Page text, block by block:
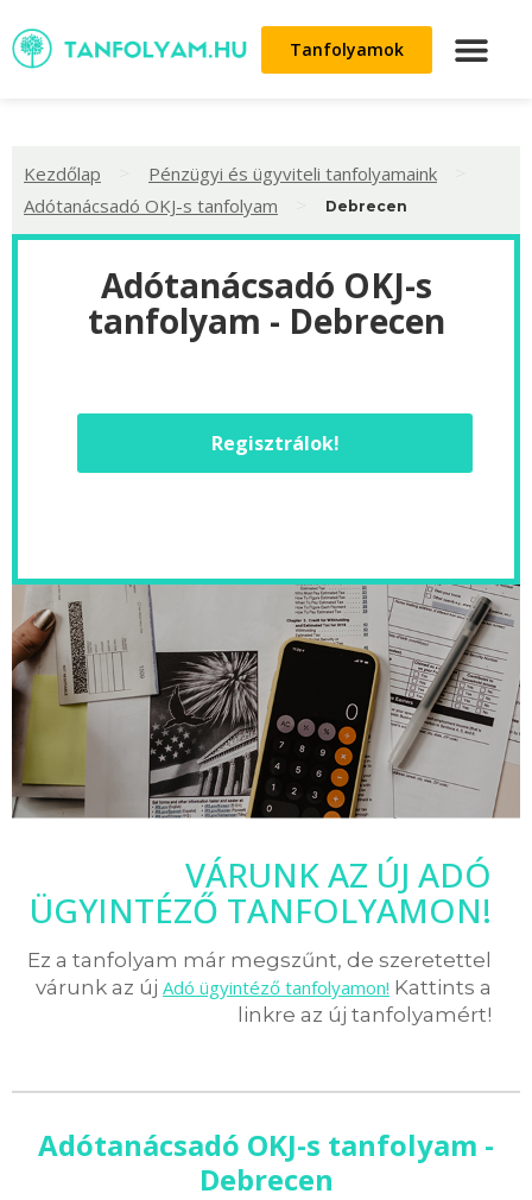
Tanfolyamok
Kezdőlap Pénzügyi és ügyviteli tanfolyamaink
Adótanácsadó OKJ-s tanfolyam Debrecen
Adótanácsadó OKJ-s
tanfolyam - Debrecen
Regisztrálok!
VÁRUNK AZ ÚJ ADÓ
ÜGYINTÉZŐ TANFOLYAMON!
Ez a tanfolyam már megszűnt, de szeretettel
várunk az új Adó ügyintéző tanfolyamon! Kattints a
linkre az új tanfolyamért!
Adótanácsadó OKJ-s tanfolyam -
Debrecen